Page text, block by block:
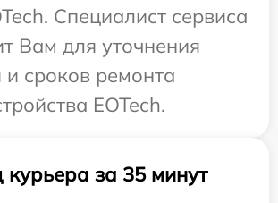
Специалист сервиса
Вам для уточнения
и сроков ремонта
EOTech.
курьера за 35 минут